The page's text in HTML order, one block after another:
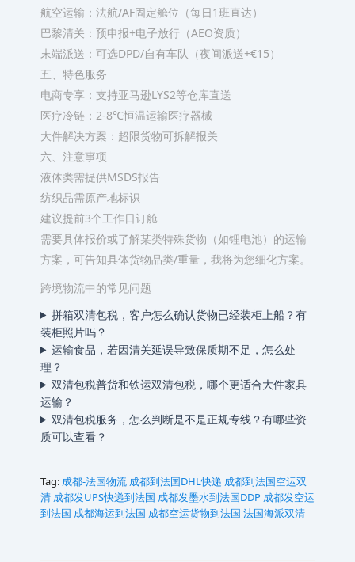
‌航空运输‌：法航/AF固定舱位（每日1班直达）
‌巴黎清关‌：预申报+电子放行（AEO资质）
‌末端派送‌：可选DPD/自有车队（夜间派送+€15）
五、特色服务
‌电商专享‌：支持亚马逊LYS2等仓库直送
‌医疗冷链‌：2-8℃恒温运输医疗器械
‌大件解决方案‌：超限货物可拆解报关
六、注意事项
液体类需提供MSDS报告
纺织品需原产地标识
建议提前3个工作日订舱
需要具体报价或了解某类特殊货物（如锂电池）的运输
方案，可告知具体货物品类/重量，我将为您细化方案。
跨境物流中的常见问题
拼箱双清包税，客户怎么确认货物已经装柜上船？有
装柜照片吗？
运输食品，若因清关延误导致保质期不足，怎么处
理？
双清包税普货和铁运双清包税，哪个更适合大件家具
运输？
双清包税服务，怎么判断是不是正规专线？有哪些资
质可以查看？
Tag: 成都-法国物流 成都到法国DHL快递 成都到法国空运双
清 成都发UPS快递到法国 成都发墨水到法国DDP 成都发空运
到法国 成都海运到法国 成都空运货物到法国 法国海派双清